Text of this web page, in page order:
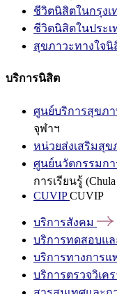
ชีวิตนิสิตในกรุงเ
ชีวิตนิสิตในประเ
สุขภาวะทางใจนิ
บริการนิสิต
ศูนย์บริการสุขภ
จุฬาฯ
หน่วยส่งเสริมสุข
ศูนย์นวัตกรรมกา
การเรียนรู้
CUVIPCUVIP
บริการสังคม
บริการทดสอบแล
บริการทางการแ
บริการตรวจวิเ